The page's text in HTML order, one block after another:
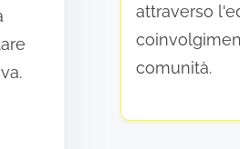
attraverso
comunità.